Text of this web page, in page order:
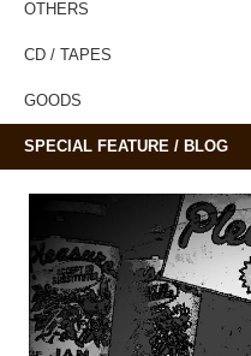
OTHERS
CD / TAPES
GOODS
SPECIAL FEATURE / BLOG